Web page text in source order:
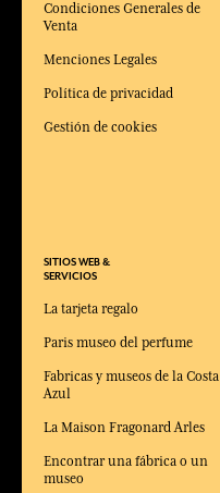
Condiciones Generales de
Venta
Menciones Legales
Política de privacidad
Gestión de cookies
SITIOS WEB &
SERVICIOS
La tarjeta regalo
Paris museo del perfume
Fabricas y museos de la Costa
Azul
La Maison Fragonard Arles
Encontrar una fábrica o un
museo